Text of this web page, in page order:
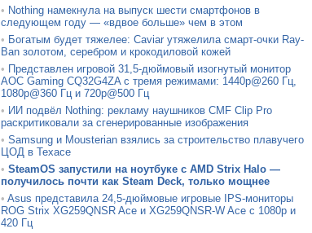
• Nothing намекнула на выпуск шести смартфонов в
следующем году — «вдвое больше» чем в этом
• Богатым будет тяжелее: Caviar утяжелила смарт-очки Ray-
Ban золотом, серебром и крокодиловой кожей
• Представлен игровой 31,5-дюймовый изогнутый монитор
AOC Gaming CQ32G4ZA с тремя режимами: 1440p@260 Гц,
1080p@360 Гц и 720p@500 Гц
• ИИ подвёл Nothing: рекламу наушников CMF Clip Pro
раскритиковали за сгенерированные изображения
• Samsung и Mousterian взялись за строительство плавучего
ЦОД в Техасе
• SteamOS запустили на ноутбуке с AMD Strix Halo —
получилось почти как Steam Deck, только мощнее
• Asus представила 24,5-дюймовые игровые IPS-мониторы
ROG Strix XG259QNSR Ace и XG259QNSR-W Ace с 1080p и
420 Гц